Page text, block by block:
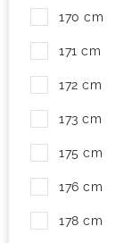
170 cm
171 cm
172 cm
173 cm
175 cm
176 cm
178 cm